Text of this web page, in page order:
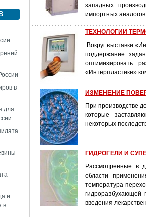
в
для
и
в
западных
импортных
ТЕХНОЛОГИИ
Вокруг выставки
поддержание
оптимизировать
«Интерпластике»
ИЗМЕНЕНИЕ
При производстве
которые
некоторых
ГИДРОГЕЛИ И
Рассмотренные в
области
температура
гидроразбухающей
введения